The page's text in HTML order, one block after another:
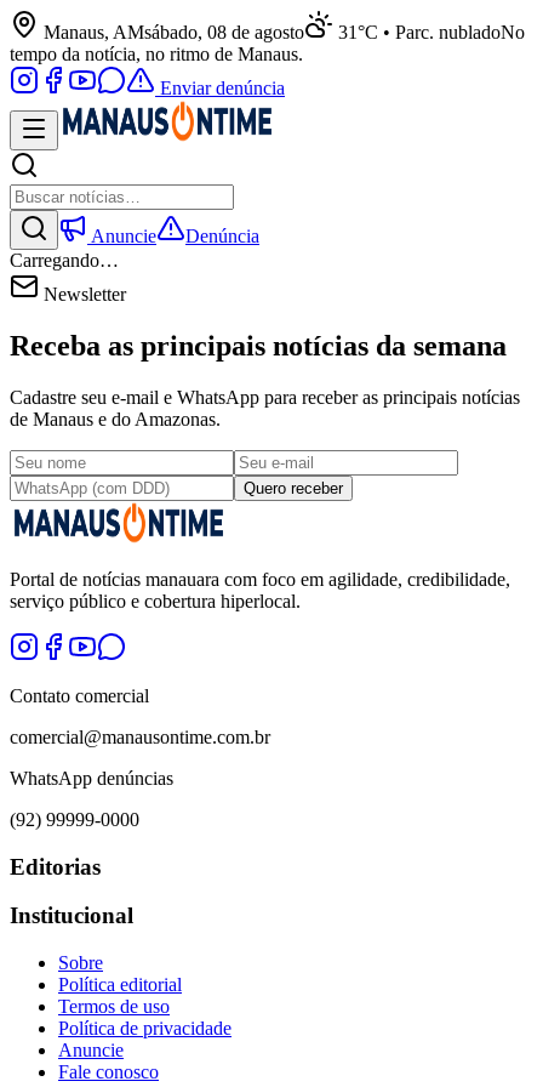
Manaus, AMsábado, 08 de agosto 31°C • Parc. nubladoNo
tempo da notícia, no ritmo de Manaus.
Enviar denúncia
Anuncie
Denúncia
Carregando…
Newsletter
Receba as principais notícias da semana
Cadastre seu e-mail e WhatsApp para receber as principais notícias
de Manaus e do Amazonas.
Quero receber
Portal de notícias manauara com foco em agilidade, credibilidade,
serviço público e cobertura hiperlocal.
Contato comercial
comercial@manausontime.com.br
WhatsApp denúncias
(92) 99999-0000
Editorias
Institucional
Sobre
Política editorial
Termos de uso
Política de privacidade
Anuncie
Fale conosco